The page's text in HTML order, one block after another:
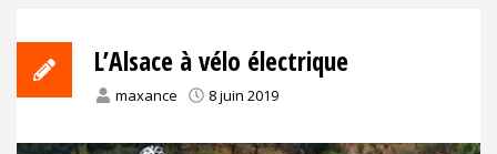
L’Alsace à vélo électrique
maxance 8 juin 2019